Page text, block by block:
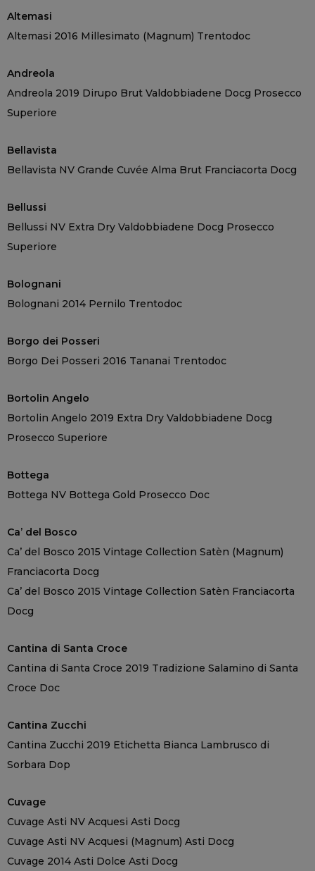
Altemasi
Altemasi 2016 Millesimato (Magnum) Trentodoc
Andreola
Andreola 2019 Dirupo Brut Valdobbiadene Docg Prosecco
Superiore
Bellavista
Bellavista NV Grande Cuvée Alma Brut Franciacorta Docg
Bellussi
Bellussi NV Extra Dry Valdobbiadene Docg Prosecco
Superiore
Bolognani
Bolognani 2014 Pernilo Trentodoc
Borgo dei Posseri
Borgo Dei Posseri 2016 Tananai Trentodoc
Bortolin Angelo
Bortolin Angelo 2019 Extra Dry Valdobbiadene Docg
Prosecco Superiore
Bottega
Bottega NV Bottega Gold Prosecco Doc
Ca’ del Bosco
Ca’ del Bosco 2015 Vintage Collection Satèn (Magnum)
Franciacorta Docg
Ca’ del Bosco 2015 Vintage Collection Satèn Franciacorta
Docg
Cantina di Santa Croce
Cantina di Santa Croce 2019 Tradizione Salamino di Santa
Croce Doc
Cantina Zucchi
Cantina Zucchi 2019 Etichetta Bianca Lambrusco di
Sorbara Dop
Cuvage
Cuvage Asti NV Acquesi Asti Docg
Cuvage Asti NV Acquesi (Magnum) Asti Docg
Cuvage 2014 Asti Dolce Asti Docg